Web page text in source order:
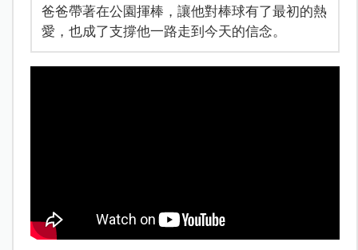
爸爸帶著在公園揮棒，讓他對棒球有了最初的熱
愛，也成了支撐他一路走到今天的信念。